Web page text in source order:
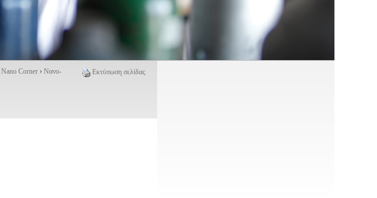
Εκτύπωση σελίδας
Nano Corner › Νανο-